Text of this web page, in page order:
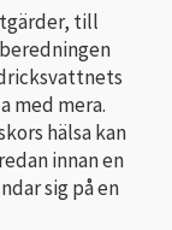
till
med mera.
hälsa kan
innan en
sig på en